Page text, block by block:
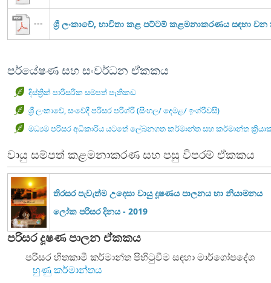
--- ශ්‍රී ලංකාවේ, භාවිතා කළ පට්ටම් කළමනාකරණය සඳහා
පර්යේෂණ සහ සංවර්ධන ඒකකය
දිස්ත්‍රික් පාරිසරික සම්පත් පැතිකඩ
ශ්‍රී ලංකාවේ, සංවේදී පරිසර පරිශ්රි (සිංහල/ දෙමළ/ ඉංග්රීවසි)
මධ්‍යම පරිසර අධිකාරිය යටතේ ලේඛනගත කර්මාන්ත සහ කර්මාන්ත
වායු සම්පත් කළමනාකරණ සහ පසු විපරම් ඒකකය
තිරසර පැවැත්ම උදෙසා වායු දූෂණය පාලනය හා නියාමනය
ලෝක පරිසර දිනය - 2019
පරිසර දූෂණ පාලන ඒකකය
පරිසර හිතකාමී කර්මාන්ත පිහිටුවීම සඳහා මාර්ගෝපදේශ
හුණු කර්මාන්තය